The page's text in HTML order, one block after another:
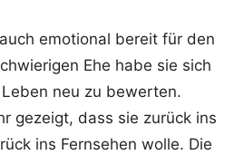
emotional bereit für den
Ehe habe sie sich
neu zu bewerten.
gezeigt, dass sie zurück ins
ins Fernsehen wolle. Die